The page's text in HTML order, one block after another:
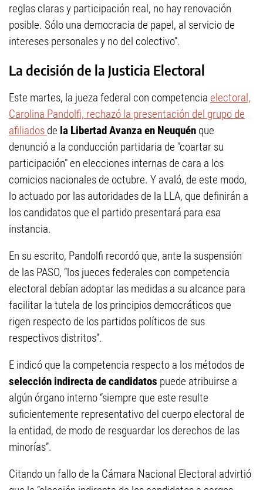
reglas claras y participación real, no hay renovación
posible. Sólo una democracia de papel, al servicio de
intereses personales y no del colectivo”.
La decisión de la Justicia Electoral
Este martes, la jueza federal con competencia electoral,
Carolina Pandolfi, rechazó la presentación del grupo de
afiliados de la Libertad Avanza en Neuquén que
denunció a la conducción partidaria de "coartar su
participación" en elecciones internas de cara a los
comicios nacionales de octubre. Y avaló, de este modo,
lo actuado por las autoridades de la LLA, que definirán a
los candidatos que el partido presentará para esa
instancia.
En su escrito, Pandolfi recordó que, ante la suspensión
de las PASO, “los jueces federales con competencia
electoral debían adoptar las medidas a su alcance para
facilitar la tutela de los principios democráticos que
rigen respecto de los partidos políticos de sus
respectivos distritos”.
E indicó que la competencia respecto a los métodos de
selección indirecta de candidatos puede atribuirse a
algún órgano interno “siempre que este resulte
suficientemente representativo del cuerpo electoral de
la entidad, de modo de resguardar los derechos de las
minorías”.
Citando un fallo de la Cámara Nacional Electoral advirtió